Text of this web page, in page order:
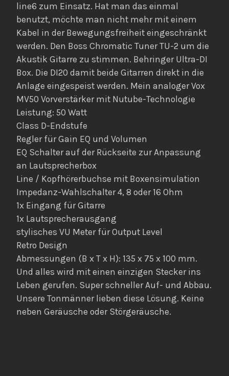
line6 zum Einsatz. Hat man das einmal
benutzt, möchte man nicht mehr mit einem
Kabel in der Bewegungsfreiheit eingeschränkt
werden. Den Boss Chromatic Tuner TU-2 um die
Akustik Gitarre zu stimmen. Behringer Ultra-DI
Box. Die DI20 damit beide Gitarren direkt in die
Anlage eingespeist werden. Mein analoger Vox
MV50 Vorverstärker mit Nutube-Technologie
Leistung: 50 Watt
Class D-Endstufe
Regler für Gain EQ und Volumen
EQ Schalter auf der Rückseite zur Anpassung
an Lautsprecherbox
Line / Kopfhörerbuchse mit Boxensimulation
Impedanz-Wahlschalter 4, 8 oder 16 Ohm
1x Eingang für Gitarre
1x Lautsprecherausgang
stylisches VU Meter für Output Level
Retro Design
Abmessungen (B x T x H): 135 x 75 x 100 mm.
Und alles wird mit einen einzigen Stecker ins
Leben gerufen. Super schneller Auf- und Abbau.
Unsere Tonmänner lieben diese Lösung. Keine
neben Geräusche oder Störgeräusche.